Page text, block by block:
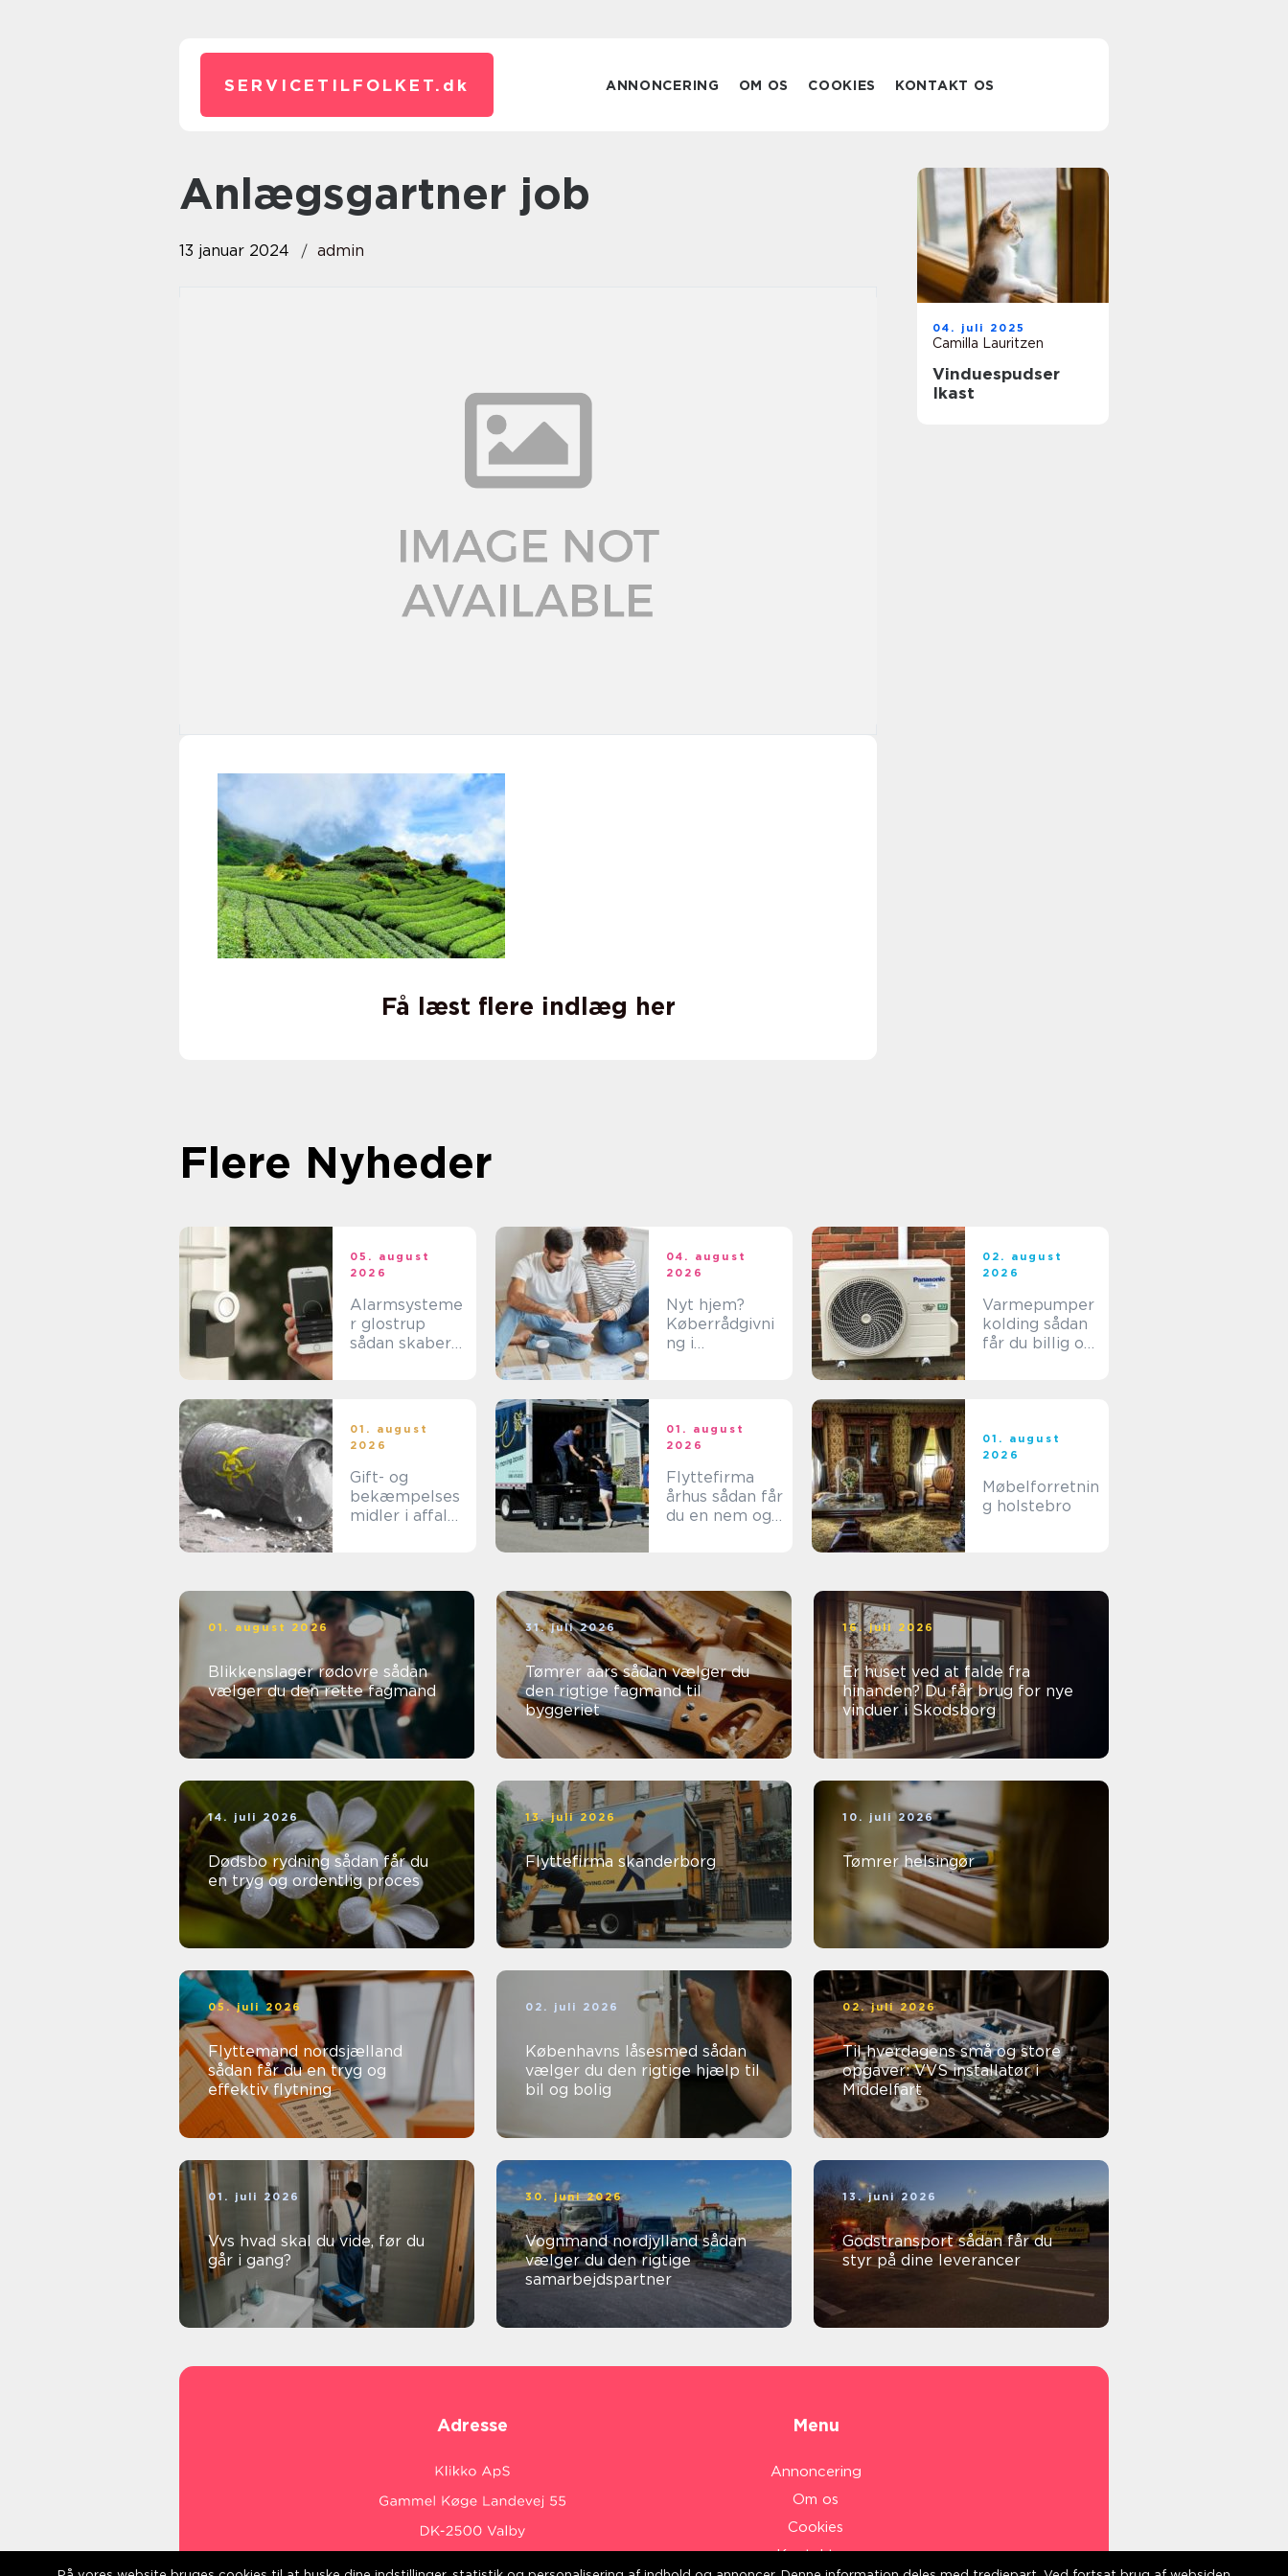
SERVICETILFOLKET. dk ANNONCERING OM OS COOKIES KONTAKT OS
anlægsgartner job
13 januar 2024 admin
Få læst flere indlæg her
04. juli 2025
Camilla Lauritzen
Vinduespudser
Ikast
Flere Nyheder
05. august
2026
Alarmsysteme
r glostrup
sådan skaber
04. august
2026
Nyt hjem?
Køberrådgivni
ng i
02. august
2026
Varmepumper
kolding sådan
får du billig og
01. august
2026
Gift- og
bekæmpelses
midler i affald:
01. august
2026
Flyttefirma
århus sådan får
du en nem og
01. august
2026
Møbelforretnin
g holstebro
01. august 2026
Blikkenslager rødovre sådan
vælger du den rette fagmand
31. juli 2026
Tømrer aars sådan vælger du
den rigtige fagmand til
byggeriet
16. juli 2026
Er huset ved at falde fra
hinanden? Du får brug for nye
vinduer i Skodsborg
14. juli 2026
Dødsbo rydning sådan får du
en tryg og ordentlig proces
13. juli 2026
Flyttefirma skanderborg
10. juli 2026
Tømrer helsingør
05. juli 2026
Flyttemand nordsjælland
sådan får du en tryg og
effektiv flytning
02. juli 2026
Københavns låsesmed sådan
vælger du den rigtige hjælp til
bil og bolig
02. juli 2026
Til hverdagens små og store
opgaver: VVS installatør i
Middelfart
01. juli 2026
Vvs hvad skal du vide, før du
går i gang?
30. juni 2026
Vognmand nordjylland sådan
vælger du den rigtige
samarbejdspartner
13. juni 2026
Godstransport sådan får du
styr på dine leverancer
Adresse Menu
Annoncering
Om os
Cookies
Kontakt os